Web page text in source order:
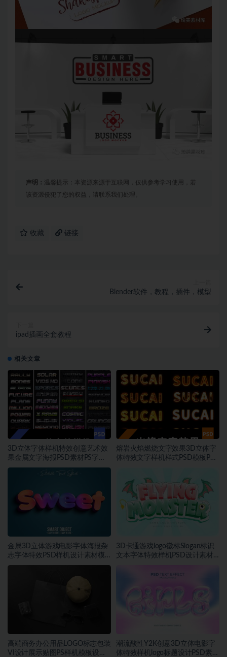
声明： 温馨提示：本资源来源于互联网，仅供参考学习使用，若
该资源侵犯了您的权益，请联系我们处理。
收藏 链接
Blender软件，教程，插件，模型
ipad插画全套教程
相关文章
3D立体字体样机特效创意艺术效
果金属文字海报PSD素材PS字体
模板
熔岩火焰燃烧文字效果3D立体字
体特效文字样机样式PSD模板PS
金属3D立体游戏电影字体海报杂
志字体特效PSD样机设计素材模
板
3D卡通游戏logo徽标Slogan标识
文本字体特效样机PSD设计素材
高端商务办公用品LOGO标志包装
VI设计展示贴图PS样机模板设计
潮流酸性Y2K创意3D立体电影字
体特效样机logo标题设计PSD素材